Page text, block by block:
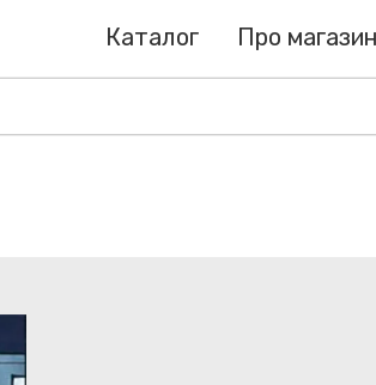
Каталог Про магазин